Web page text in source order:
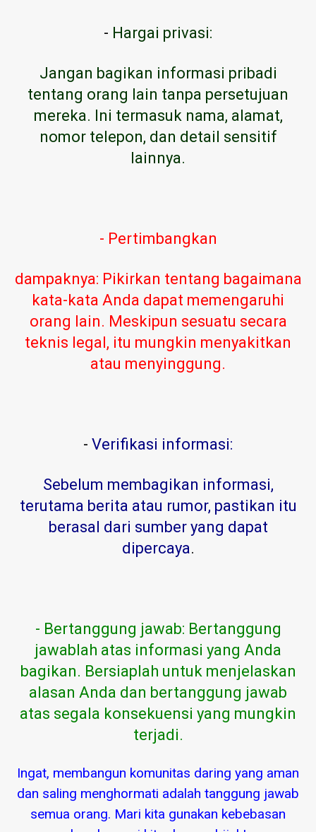
- Hargai privasi:
Jangan bagikan informasi pribadi
tentang orang lain tanpa persetujuan
mereka. Ini termasuk nama, alamat,
nomor telepon, dan detail sensitif
lainnya.
- Pertimbangkan
dampaknya: Pikirkan tentang bagaimana
kata-kata Anda dapat memengaruhi
orang lain. Meskipun sesuatu secara
teknis legal, itu mungkin menyakitkan
atau menyinggung.
- Verifikasi informasi:
Sebelum membagikan informasi,
terutama berita atau rumor, pastikan itu
berasal dari sumber yang dapat
dipercaya.
- Bertanggung jawab: Bertanggung
jawablah atas informasi yang Anda
bagikan. Bersiaplah untuk menjelaskan
alasan Anda dan bertanggung jawab
atas segala konsekuensi yang mungkin
terjadi.
Ingat, membangun komunitas daring yang aman
dan saling menghormati adalah tanggung jawab
semua orang. Mari kita gunakan kebebasan